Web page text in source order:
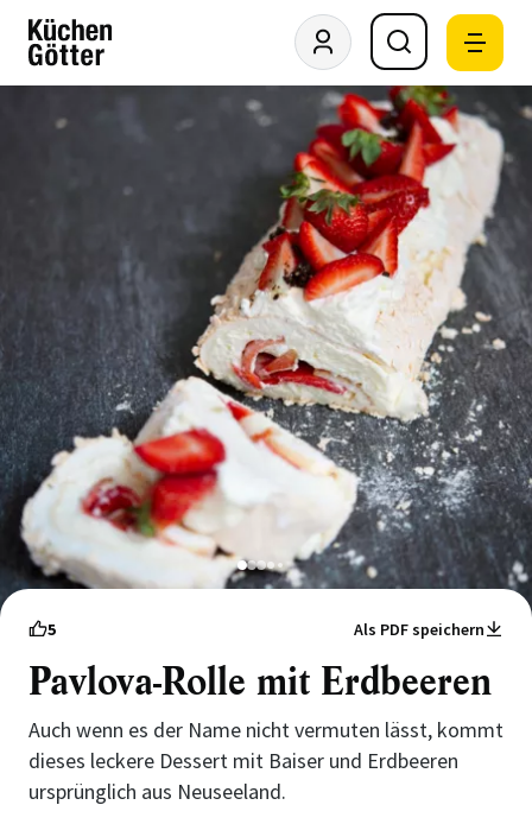
1234 5
5 Als PDF speichern
Pavlova-Rolle mit Erdbeeren
Auch wenn es der Name nicht vermuten lässt, kommt
dieses leckere Dessert mit Baiser und Erdbeeren
ursprünglich aus Neuseeland.